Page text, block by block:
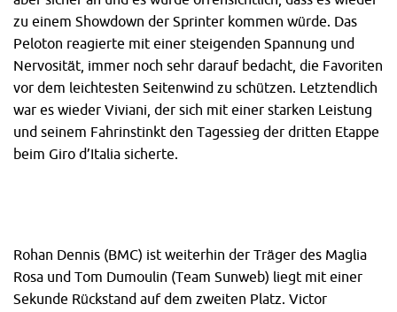
zu einem Showdown der Sprinter kommen würde. Das
Peloton reagierte mit einer steigenden Spannung und
Nervosität, immer noch sehr darauf bedacht, die Favoriten
vor dem leichtesten Seitenwind zu schützen. Letztendlich
war es wieder Viviani, der sich mit einer starken Leistung
und seinem Fahrinstinkt den Tagessieg der dritten Etappe
beim Giro d’Italia sicherte.
Rohan Dennis (BMC) ist weiterhin der Träger des Maglia
Rosa und Tom Dumoulin (Team Sunweb) liegt mit einer
Sekunde Rückstand auf dem zweiten Platz. Victor